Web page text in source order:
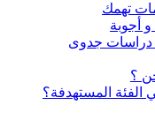
تهمك
و أجوبة
دراسات جدوى
؟
الفئة المستهدفة؟